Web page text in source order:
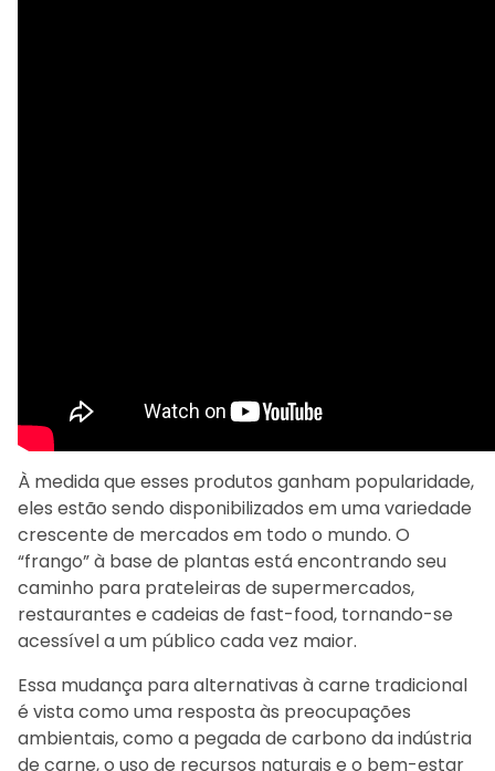
À medida que esses produtos ganham popularidade,
eles estão sendo disponibilizados em uma variedade
crescente de mercados em todo o mundo. O
“frango” à base de plantas está encontrando seu
caminho para prateleiras de supermercados,
restaurantes e cadeias de fast-food, tornando-se
acessível a um público cada vez maior.
Essa mudança para alternativas à carne tradicional
é vista como uma resposta às preocupações
ambientais, como a pegada de carbono da indústria
de carne, o uso de recursos naturais e o bem-estar